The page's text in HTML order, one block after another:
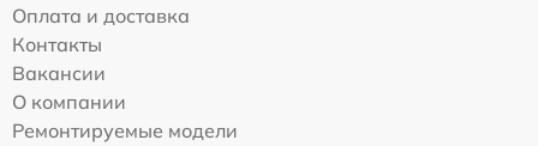
Оплата и доставка
Контакты
Вакансии
О компании
Ремонтируемые модели